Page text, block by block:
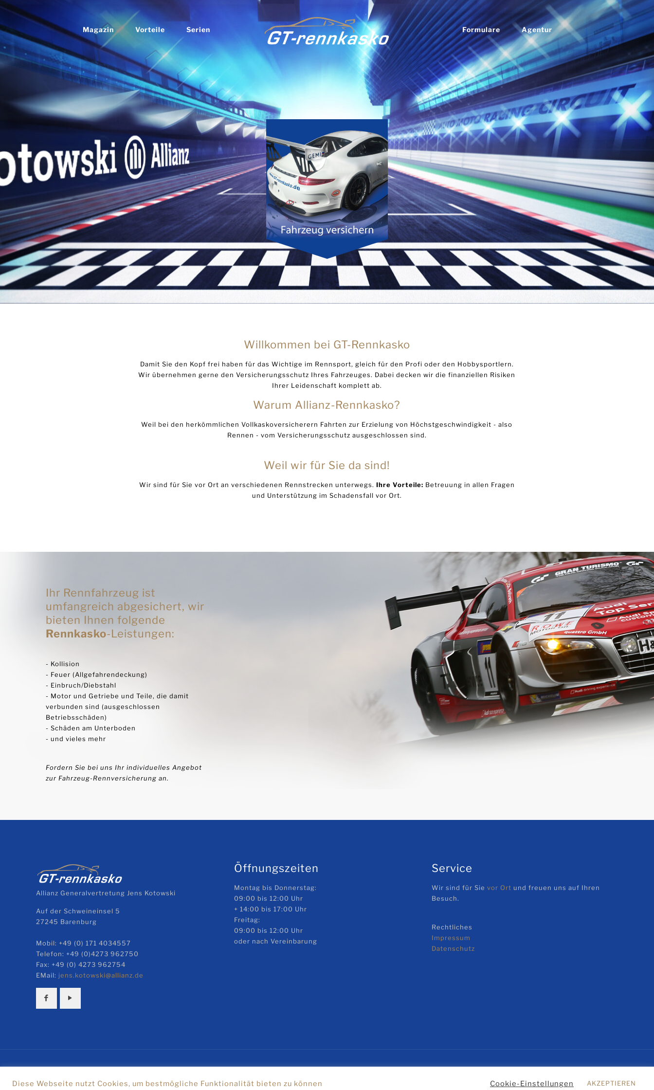
Magazin Vorteile Serien Formulare Agentur
Willkommen bei GT-Rennkasko
Damit Sie den Kopf frei haben für das Wichtige im Rennsport, gleich für den Profi oder den Hobbysportlern.
Wir übernehmen gerne den Versicherungsschutz Ihres Fahrzeuges. Dabei decken wir die finanziellen Risiken
Ihrer Leidenschaft komplett ab.
Warum Allianz-Rennkasko?
Weil bei den herkömmlichen Vollkaskoversicherern Fahrten zur Erzielung von Höchstgeschwindigkeit - also
Rennen - vom Versicherungsschutz ausgeschlossen sind.
Weil wir für Sie da sind!
Wir sind für Sie vor Ort an verschiedenen Rennstrecken unterwegs. Ihre Vorteile: Betreuung in allen Fragen
und Unterstützung im Schadensfall vor Ort.
Ihr Rennfahrzeug ist
umfangreich abgesichert, wir
bieten Ihnen folgende
Rennkasko-Leistungen:
- Kollision
- Feuer (Allgefahrendeckung)
- Einbruch/Diebstahl
- Motor und Getriebe und Teile, die damit
verbunden sind (ausgeschlossen
Betriebsschäden)
- Schäden am Unterboden
- und vieles mehr
Fordern Sie bei uns Ihr individuelles Angebot
zur Fahrzeug-Rennversicherung an.
Allianz Generalvertretung Jens Kotowski
Auf der Schweineinsel 5
27245 Barenburg
Mobil: +49 (0) 171 4034557
Telefon: +49 (0)4273 962750
Fax: +49 (0) 4273 962754
EMail: jens.kotowski@allianz.de
Öffnungszeiten
Montag bis Donnerstag:
09:00 bis 12:00 Uhr
+ 14:00 bis 17:00 Uhr
Freitag:
09:00 bis 12:00 Uhr
oder nach Vereinbarung
Service
Wir sind für Sievor Ort und freuen uns auf Ihren
Besuch.
Rechtliches
Impressum
Datenschutz
Home
Vorteile Serien Formulare Kontaktformular Rennwagen versichern Datenschutz
Diese Webseite nutzt Cookies, um bestmögliche Funktionalität bieten zu können Cookie-Einstellungen AKZEPTIEREN